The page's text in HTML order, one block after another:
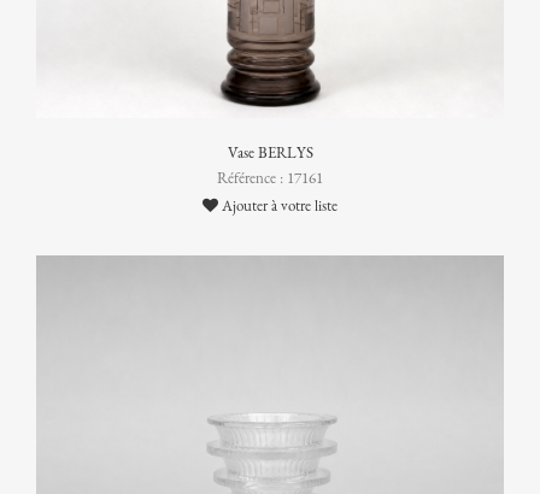
Vase BERLYS
Référence : 17161
Ajouter à votre liste